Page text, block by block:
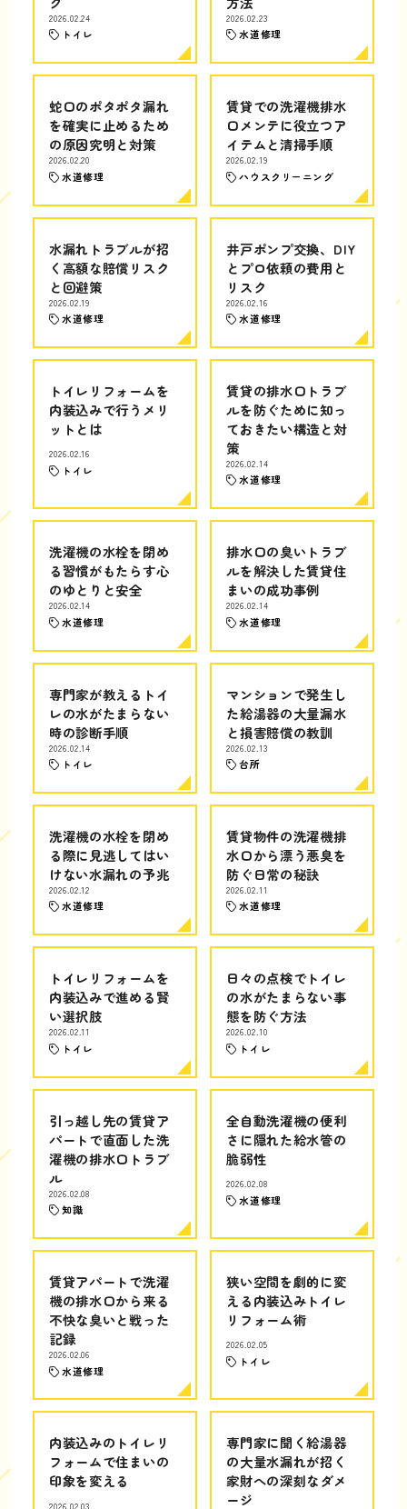
2026.02.24
トイレ
2026.02.23
水道修理
蛇口のポタポタ漏れ
を確実に止めるため
の原因究明と対策
2026.02.20
水道修理
賃貸での洗濯機排水
口メンテに役立つア
イテムと清掃手順
2026.02.19
ハウスクリーニング
水漏れトラブルが招
く高額な賠償リスク
と回避策
2026.02.19
水道修理
井戸ポンプ交換、DIY
とプロ依頼の費用と
リスク
2026.02.16
水道修理
トイレリフォームを
内装込みで行うメリ
ットとは
2026.02.16
トイレ
賃貸の排水口トラブ
ルを防ぐために知っ
ておきたい構造と対
策
2026.02.14
水道修理
洗濯機の水栓を閉め
る習慣がもたらす心
のゆとりと安全
2026.02.14
水道修理
排水口の臭いトラブ
ルを解決した賃貸住
まいの成功事例
2026.02.14
水道修理
専門家が教えるトイ
レの水がたまらない
時の診断手順
2026.02.14
トイレ
マンションで発生し
た給湯器の大量漏水
と損害賠償の教訓
2026.02.13
台所
洗濯機の水栓を閉め
る際に見逃してはい
けない水漏れの予兆
2026.02.12
水道修理
賃貸物件の洗濯機排
水口から漂う悪臭を
防ぐ日常の秘訣
2026.02.11
水道修理
トイレリフォームを
内装込みで進める賢
い選択肢
2026.02.11
トイレ
日々の点検でトイレ
の水がたまらない事
態を防ぐ方法
2026.02.10
トイレ
引っ越し先の賃貸ア
パートで直面した洗
濯機の排水口トラブ
ル
2026.02.08
知識
全自動洗濯機の便利
さに隠れた給水管の
脆弱性
2026.02.08
水道修理
賃貸アパートで洗濯
機の排水口から来る
不快な臭いと戦った
記録
2026.02.06
水道修理
狭い空間を劇的に変
える内装込みトイレ
リフォーム術
2026.02.05
トイレ
内装込みのトイレリ
フォームで住まいの
印象を変える
2026.02.03
専門家に聞く給湯器
の大量水漏れが招く
家財への深刻なダメ
ージ